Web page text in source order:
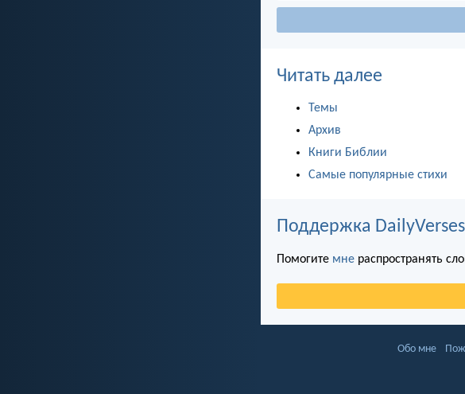
Читать далее
Темы
Архив
Книги Библии
Самые популярные стихи
Поддержка
Помогите мне распространять
Обо мне